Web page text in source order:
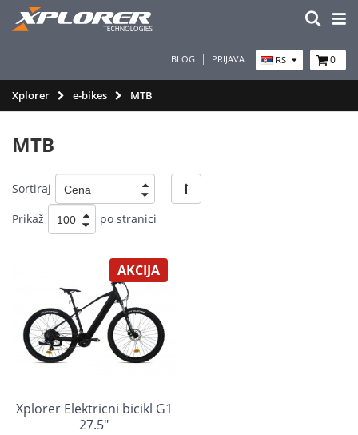
BLOG PRIJAVA RS 0
Xplorer e-bikes MTB
MTB
Sortiraj
Prikaž
po stranici
Xplorer Elektricni bicikl G1
27.5"
AKCIJA